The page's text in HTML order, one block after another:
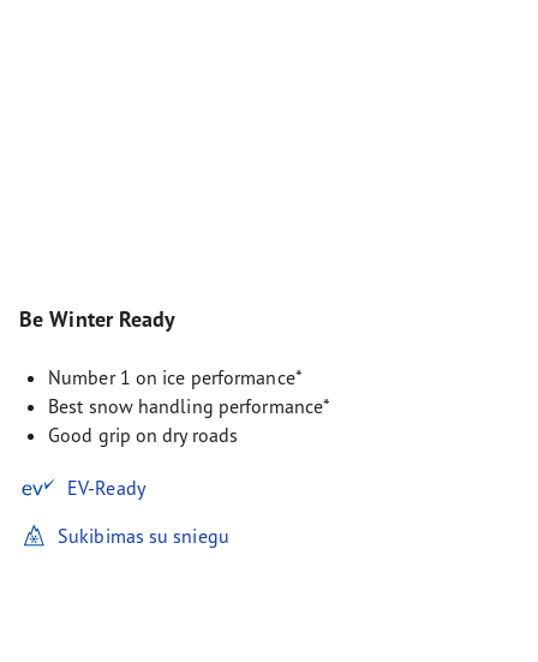
Be Winter Ready
Number 1 on ice performance*
Best snow handling performance*
Good grip on dry roads
EV-Ready
Sukibimas su sniegu